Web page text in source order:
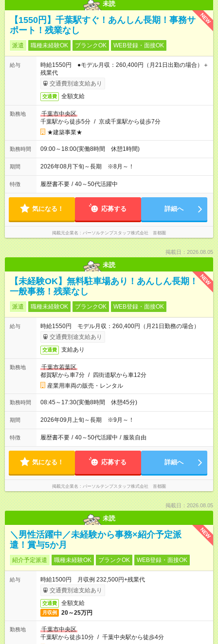
未読
NEW
【1550円】千葉駅すぐ！あんしん長期！事務サ
ポート！残業なし
派遣 職種未経験OK ブランクOK WEB登録・面接OK
給与
時給1550円 ●モデル月収：260,400円（月21日出勤の場合）＋
残業代
交通費別途支給あり
交通費 全額支給
勤務地
千葉市中央区
千葉駅から徒歩5分 / 京成千葉駅から徒歩7分
★建築事業★
勤務時間 09:00～18:00(実働8時間 休憩1時間)
期間 2026年08月下旬～長期 ※8月～！
特徴 履歴書不要 / 40～50代活躍中
気になる！ 応募する 詳細へ
掲載元企業名 パーソルテンプスタッフ株式会社 首都圏
掲載日：2026.08.05
未読
NEW
【未経験OK】無料駐車場あり！あんしん長期！
一般事務！残業なし
派遣 職種未経験OK ブランクOK WEB登録・面接OK
給与
時給1550円 モデル月収：260,400円（月21日勤務の場合）
交通費別途支給あり
交通費 支給あり
勤務地
千葉市若葉区
都賀駅から車7分 / 四街道駅から車12分
産業用車両の販売・レンタル
勤務時間 08:45～17:30(実働8時間 休憩45分)
期間 2026年09月上旬～長期 ※9月～！
特徴 履歴書不要 / 40～50代活躍中 / 服装自由
気になる！ 応募する 詳細へ
掲載元企業名 パーソルテンプスタッフ株式会社 首都圏
掲載日：2026.08.05
未読
NEW
＼男性活躍中／未経験から事務×紹介予定派
遣！賞与5か月
紹介予定派遣 職種未経験OK ブランクOK WEB登録・面接OK
給与
時給1500円 月収例 232,500円+残業代
交通費別途支給あり
交通費 全額支給
月収例 20～25万円
勤務地
千葉市中央区
千葉駅から徒歩10分 / 千葉中央駅から徒歩4分